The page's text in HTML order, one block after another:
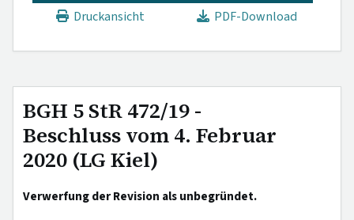
Druckansicht
PDF-Download
BGH 5 StR 472/19 -
Beschluss vom 4. Februar
2020 (LG Kiel)
Verwerfung der Revision als unbegründet.